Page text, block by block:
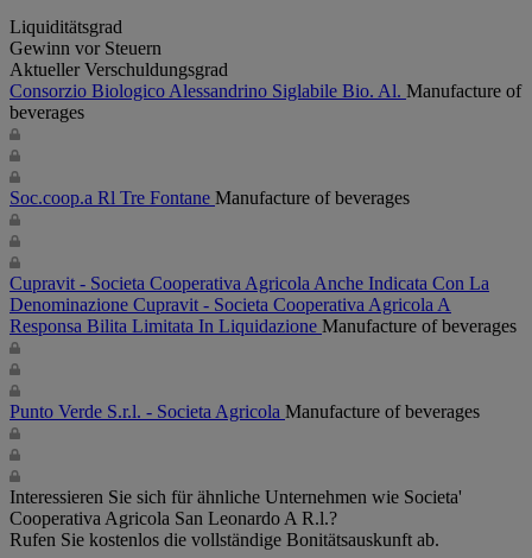
Liquiditätsgrad
Gewinn vor Steuern
Aktueller Verschuldungsgrad
Consorzio Biologico Alessandrino Siglabile Bio. Al. Manufacture of
beverages
Soc.coop.a Rl Tre Fontane Manufacture of beverages
Cupravit - Societa Cooperativa Agricola Anche Indicata Con La
Denominazione Cupravit - Societa Cooperativa Agricola A
Responsa Bilita Limitata In Liquidazione Manufacture of beverages
Punto Verde S.r.l. - Societa Agricola Manufacture of beverages
Interessieren Sie sich für ähnliche Unternehmen wie Societa'
Cooperativa Agricola San Leonardo A R.l.?
Rufen Sie kostenlos die vollständige Bonitätsauskunft ab.